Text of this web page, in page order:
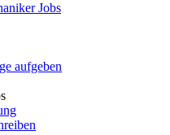
Jobs
aufgeben